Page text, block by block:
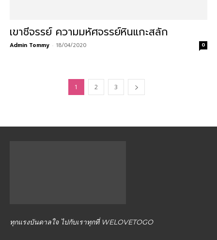
เขาชีจรรย์ ความมหัศจรรย์หินแกะสลัก
Admin Tommy - 18/04/2020 0
1 2 3
ทุกแรงบันดาลใจ ไปกับเราทุกที่ WELOVETOGO